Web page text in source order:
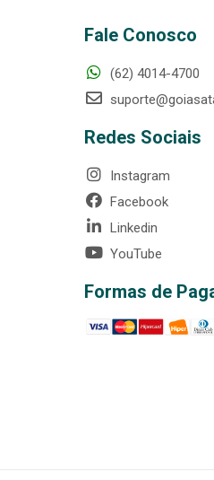
Fale Conosco
(62) 4014-4700
Redes Sociais
Instagram
Facebook
Linkedin
YouTube
Formas de